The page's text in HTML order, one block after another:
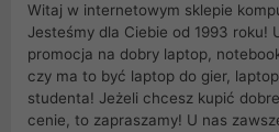
Witaj w internetowym sklepie
Jesteśmy dla Ciebie od 1993 roku!
promocja na dobry laptop,
czy ma to być laptop do gier,
studenta! Jeżeli chcesz kupić
cenie, to zapraszamy! U nas